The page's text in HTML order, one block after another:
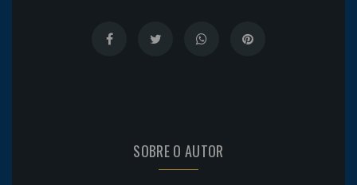
SOBRE O AUTOR